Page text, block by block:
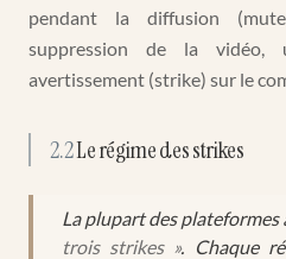
pendant la diffusion
suppression de la vidéo,
avertissement (strike) sur le
2.2Le régime des strikes
La plupart des
trois strikes ». Chaque